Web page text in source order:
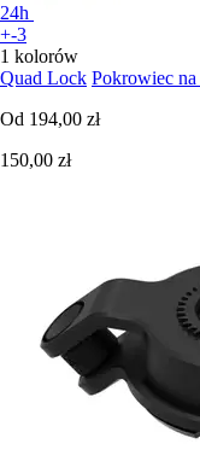
24h
+-3
1 kolorów
Quad Lock Pokrowiec
Od 194,00 zł
150,00 zł